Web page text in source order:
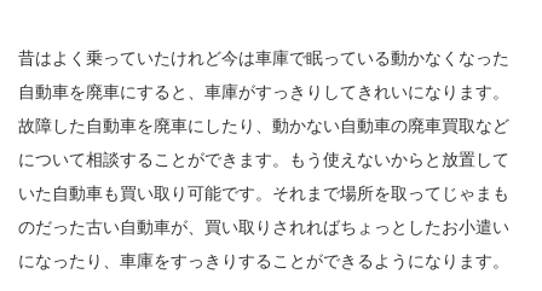
昔はよく乗っていたけれど今は車庫で眠っている動かなくなった
自動車を廃車にすると、車庫がすっきりしてきれいになります。
故障した自動車を廃車にしたり、動かない自動車の廃車買取など
について相談することができます。もう使えないからと放置して
いた自動車も買い取り可能です。それまで場所を取ってじゃまも
のだった古い自動車が、買い取りされればちょっとしたお小遣い
になったり、車庫をすっきりすることができるようになります。